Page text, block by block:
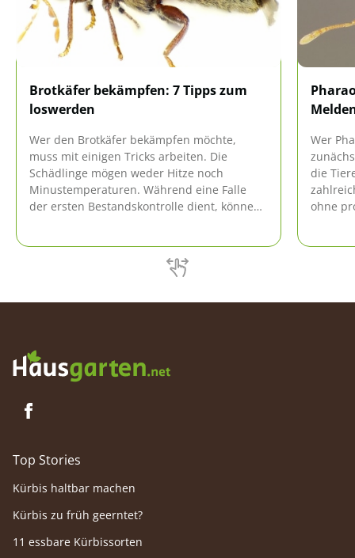
Brotkäfer bekämpfen: 7 Tipps zum
loswerden
Wer den Brotkäfer bekämpfen möchte,
muss mit einigen Tricks arbeiten. Die
Schädlinge mögen weder Hitze noch
Minustemperaturen. Während eine Falle
der ersten Bestandskontrolle dient, können
Maßnahmen verhindern einen erneuten
Wer
die
ohne
Top Stories
Kürbis haltbar machen
Kürbis zu früh geerntet?
11 essbare Kürbissorten